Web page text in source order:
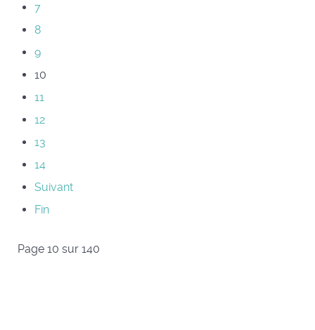
7
8
9
10
11
12
13
14
Suivant
Fin
Page 10 sur 140